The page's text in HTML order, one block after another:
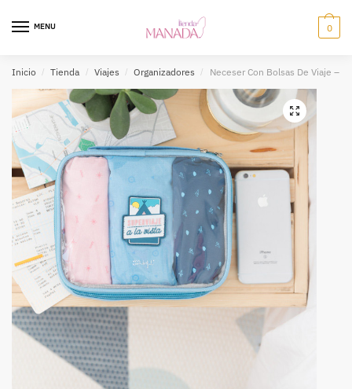
MENU 0
Inicio / Tienda / Viajes / Organizadores / Neceser Con Bolsas De Viaje –